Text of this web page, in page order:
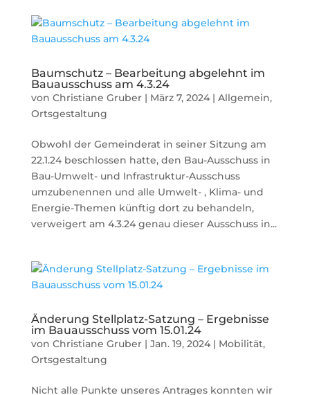
Baumschutz – Bearbeitung abgelehnt im
Bauausschuss am 4.3.24
von Christiane Gruber| März 7, 2024| Allgemein,
Ortsgestaltung
Obwohl der Gemeinderat in seiner Sitzung am
22.1.24 beschlossen hatte, den Bau-Ausschuss in
Bau-Umwelt- und Infrastruktur-Ausschuss
umzubenennen und alle Umwelt- , Klima- und
Energie-Themen künftig dort zu behandeln,
verweigert am 4.3.24 genau dieser Ausschuss in...
Änderung Stellplatz-Satzung – Ergebnisse
im Bauausschuss vom 15.01.24
von Christiane Gruber| Jan. 19, 2024| Mobilität,
Ortsgestaltung
Nicht alle Punkte unseres Antrages konnten wir